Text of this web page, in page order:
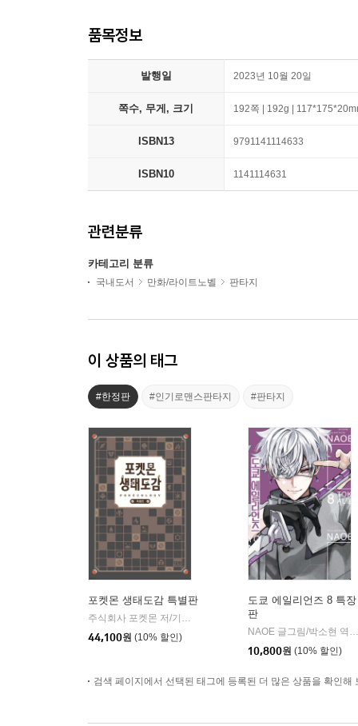
품목정보
발행일 2023년 10월 20일
쪽수, 무게, 크기 192쪽 | 192g |
ISBN13 9791141114633
ISBN10 1141114631
관련분류
카테고리 분류
국내도서 만화/라이트노벨 판타지
이 상품의 태그
#한정판 #인기로맨스판타지 #판타지
포켓몬 생태도감 특별판
주식회사 포켓몬 저/기노시타 치히로 그림/이선희 역
44,100원 (10% 할인)
도쿄 에일리언즈 8 특장
판
NAOE 글그림/박소현 역
|
10,800원 (10% 할인)
검색 페이지에서 선택된 태그에 등록된 더 많은 상품을 확인해